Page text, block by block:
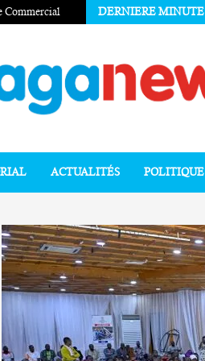
Commercial DERNIERE MINUTE
ACTUALITÉS POLITIQUE